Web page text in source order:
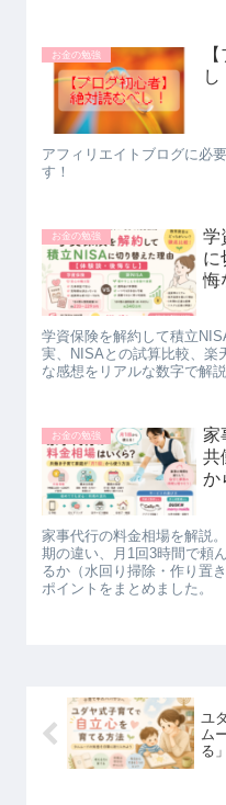
お金の勉強
し
アフィリエイトブログに必
す！
お金の勉強
学
に
悔
学資保険を解約して積立
実、NISAとの試算比較、楽
な感想をリアルな数字で解説
お金の勉強
家
共
か
家事代行の料金相場を解説
期の違い、月1回3時間で頼
るか（水回り掃除・作り置
ポイントをまとめました。
ユ
ム
る